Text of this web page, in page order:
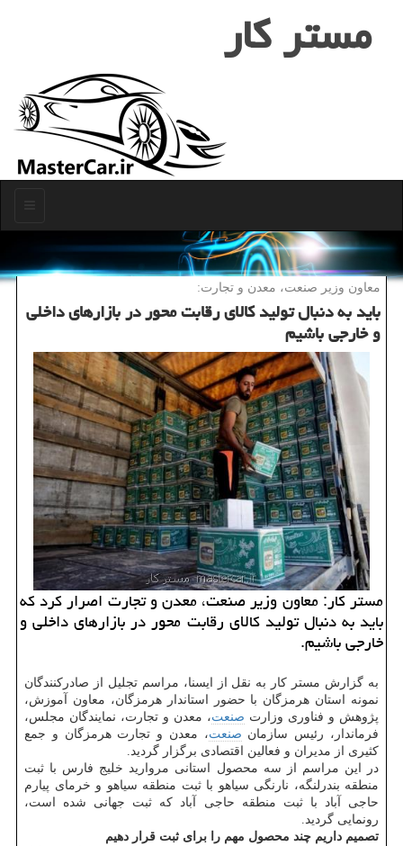
مستر كار
معاون وزیر صنعت، معدن و تجارت:
باید به دنبال تولید كالای رقابت محور در بازارهای داخلی
و خارجی باشیم
مستر كار: معاون وزیر صنعت، معدن و تجارت اصرار كرد كه
باید به دنبال تولید كالای رقابت محور در بازارهای داخلی و
خارجی باشیم.
به گزارش مستر كار به نقل از ایسنا، مراسم تجلیل از صادركنندگان
نمونه استان هرمزگان با حضور استاندار هرمزگان، معاون آموزش،
پژوهش و فناوری وزارت صنعت، معدن و تجارت، نمایندگان مجلس،
فرماندار، رئیس سازمان صنعت، معدن و تجارت هرمزگان و جمع
كثیری از مدیران و فعالین اقتصادی برگزار گردید.
در این مراسم از سه محصول استانی مروارید خلیج فارس با ثبت
منطقه بندرلنگه، نارنگی سیاهو با ثبت منطقه سیاهو و خرمای پیارم
حاجی آباد با ثبت منطقه حاجی آباد كه ثبت جهانی شده است،
رونمایی گردید.
تصمیم داریم چند محصول مهم را برای ثبت قرار دهیم